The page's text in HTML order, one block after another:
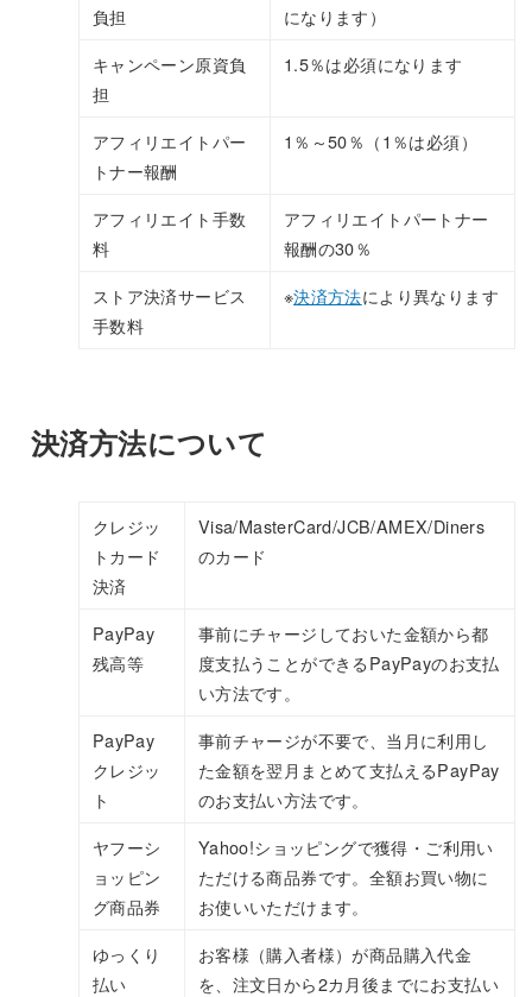
負担
になります）
キャンペーン原資負
担
1.5％は必須になります
アフィリエイトパー
トナー報酬
1％～50％（1％は必須）
アフィリエイト手数
料
アフィリエイトパートナー
報酬の30％
ストア決済サービス
手数料
※決済方法により異なります
決済方法について
クレジッ
トカード
決済
Visa/MasterCard/JCB/AMEX/Diners
のカード
PayPay
残高等
事前にチャージしておいた金額から都
度支払うことができるPayPayのお支払
い方法です。
PayPay
クレジッ
ト
事前チャージが不要で、当月に利用し
た金額を翌月まとめて支払えるPayPay
のお支払い方法です。
ヤフーシ
ョッピン
グ商品券
Yahoo!ショッピングで獲得・ご利用い
ただける商品券です。全額お買い物に
お使いいただけます。
ゆっくり
払い
お客様（購入者様）が商品購入代金
を、注文日から2カ月後までにお支払い